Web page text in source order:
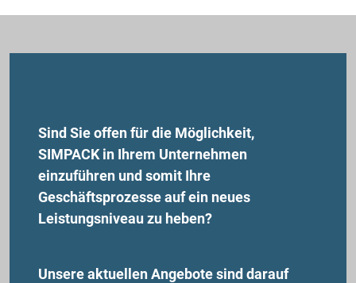
Sind Sie offen für die Möglichkeit,
SIMPACK in Ihrem Unternehmen
einzuführen und somit Ihre
Geschäftsprozesse auf ein neues
Leistungsniveau zu heben?
Unsere aktuellen Angebote sind darauf